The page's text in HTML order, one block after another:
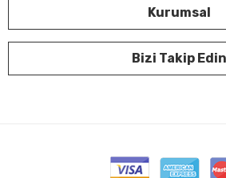
Kurumsal
Bizi Takip Edin